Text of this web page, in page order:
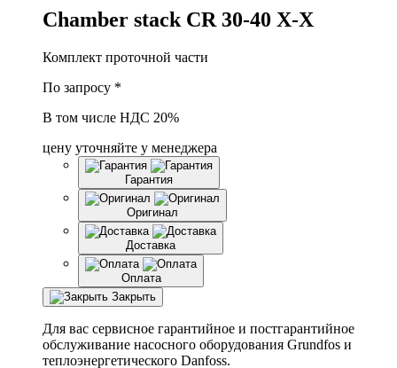
Chamber stack CR 30-40 X-X
Комплект проточной части
По запросу *
В том числе НДС 20%
цену уточняйте у менеджера
Гарантия
Оригинал
Доставка
Оплата
Закрыть
Для вас сервисное гарантийное и постгарантийное
обслуживание насосного оборудования Grundfos и
теплоэнергетического Danfoss.